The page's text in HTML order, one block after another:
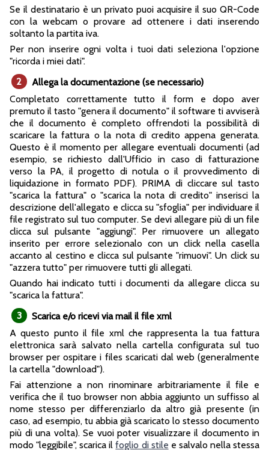
Se il destinatario è un privato puoi acquisire il suo QR-Code
con la webcam o provare ad ottenere i dati inserendo
soltanto la partita iva.
Per non inserire ogni volta i tuoi dati seleziona l'opzione
"ricorda i miei dati".
2
Allega la documentazione (se necessario)
Completato correttamente tutto il form e dopo aver
premuto il tasto "genera il documento" il software ti avviserà
che il documento è completo offrendoti la possibilità di
scaricare la fattura o la nota di credito appena generata.
Questo è il momento per allegare eventuali documenti (ad
esempio, se richiesto dall'Ufficio in caso di fatturazione
verso la PA, il progetto di notula o il provvedimento di
liquidazione in formato PDF). PRIMA di cliccare sul tasto
"scarica la fattura" o "scarica la nota di credito" inserisci la
descrizione dell'allegato e clicca su "sfoglia" per individuare il
file registrato sul tuo computer. Se devi allegare più di un file
clicca sul pulsante "aggiungi". Per rimuovere un allegato
inserito per errore selezionalo con un click nella casella
accanto al cestino e clicca sul pulsante "rimuovi". Un click su
"azzera tutto" per rimuovere tutti gli allegati.
Quando hai indicato tutti i documenti da allegare clicca su
"scarica la fattura".
3
Scarica e/o ricevi via mail il file xml
A questo punto il file xml che rappresenta la tua fattura
elettronica sarà salvato nella cartella configurata sul tuo
browser per ospitare i files scaricati dal web (generalmente
la cartella "download").
Fai attenzione a non rinominare arbitrariamente il file e
verifica che il tuo browser non abbia aggiunto un suffisso al
nome stesso per differenziarlo da altro già presente (in
caso, ad esempio, tu abbia già scaricato lo stesso documento
più di una volta). Se vuoi poter visualizzare il documento in
modo "leggibile", scarica ilfoglio di stile e salvalo nella stessa